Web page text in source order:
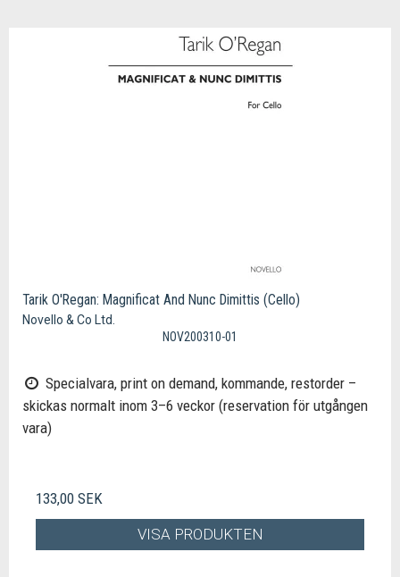
Tarik O'Regan: Magnificat And Nunc Dimittis (Cello)
Novello & Co Ltd.
NOV200310-01
Specialvara, print on demand, kommande, restorder –
skickas normalt inom 3–6 veckor (reservation för utgången
vara)
133,00 SEK
VISA PRODUKTEN